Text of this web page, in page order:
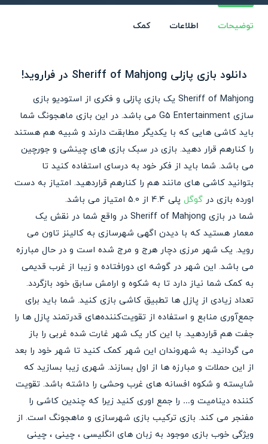
توضیحات اطلاعات کمک
دانلود بازی پازلی Sheriff of Mahjong در فراروید!
Sheriff of Mahjong یک بازی پازلی و فکری از استودیو بازی
سازی G5 Entertainment می باشد. در این بازی ماهجونگ شما
باید کاشی هایی که با یکدیگر مطابقت دارند و شبیه هم هستند
را کنارهم قرار دهید. بازی در سبک بازی های چینشی و جورچین
می باشد. شما باید از فکر خود به درسای استفاده کنید تا
بتوانید کاشی های مانند هم را کنارهم قراردهید. امتیاز به دست
اورده بازی در گوگل پلی 4.4 از 5.0 امتیاز می باشد.
شما در بازی Sheriff of Mahjong در واقع شما در نقش یک
معمار هستید که با دیدن اگهی شهرسازی به کالینز تاون می
روید. یک شهر مرزی دچار هرج و مرج شده است و در حال مبارزه
می باشد. این شهر در گوشه ای دورافتاده و زیبا از غرب قدیمی
به کمک شما نیاز دارد تا به شکوه و ارامش سابق خود بازگردد.
تعداد زیادی از پازل ها تطبیق کاشی بازی کنید. شما باید برای
جمع‌آوری منابع و استفاده از تقویت‌کننده‌های قدرتمند پازل ها را
جفت هم قراردهید. با این کار یک شهر غارت شده غربی را باز
می گردانید. به شهروندان این شهر کمک کنید تا شهر خود را بعد
از این حملات و مبارزه ها از اول بسازند. شهری زیبا بسازید که
شایسته و شکوه افسانه های غرب وحشی را داشته باشد. تقویت
کننده دینامیت و… را جمع اوری کنید زیرا که چندین کاشی را
مفنجر می کند. بازی ترکیب بازی شهرسازی و ماهجونگ است. از
ویژگی خوب بازی موجود به زبان های انگلیسی ، چینی ، چینی